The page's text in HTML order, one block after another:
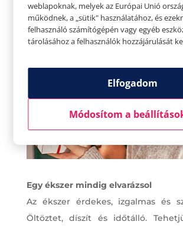
belőle egy igazán kényeztető
biztosan nagy örömöt fogsz szerezni
Egy ékszer mindig elvarázsol
Az ékszer érdekes, izgalmas és
Öltöztet, díszít és időtálló.
weblapoknak, melyek az Európai Unió
működnek, a „sütik" használatához, és
felhasználó számítógépén vagy egyéb
tárolásához a felhasználók hozzájárulását
Elfogadom
Módosítom a